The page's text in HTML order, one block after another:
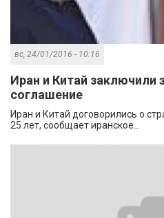
вс, 24/01/2016 - 10:16
Иран и Китай заключили
соглашение
Иран и Китай договорились о
25 лет, сообщает иранское...